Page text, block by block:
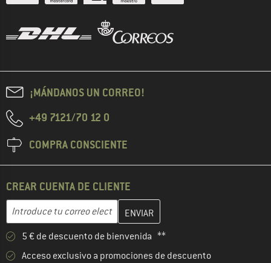
¡MÁNDANOS UN CORREO!
+49 7121/70 12 0
COMPRA CONSCIENTE
CREAR CUENTA DE CLIENTE
Dirección de correo electrónico
Introduce aquí tu dirección de correo electrónico y crea tu
5 € de descuento de bienvenida **
Acceso exclusivo a promociones de descuento